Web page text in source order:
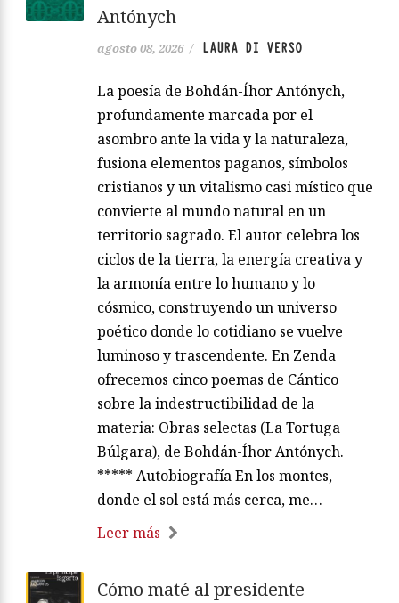
Antónych
agosto 08, 2026 / LAURA DI VERSO
La poesía de Bohdán-Íhor Antónych,
profundamente marcada por el
asombro ante la vida y la naturaleza,
fusiona elementos paganos, símbolos
cristianos y un vitalismo casi místico que
convierte al mundo natural en un
territorio sagrado. El autor celebra los
ciclos de la tierra, la energía creativa y
la armonía entre lo humano y lo
cósmico, construyendo un universo
poético donde lo cotidiano se vuelve
luminoso y trascendente. En Zenda
ofrecemos cinco poemas de Cántico
sobre la indestructibilidad de la
materia: Obras selectas (La Tortuga
Búlgara), de Bohdán-Íhor Antónych.
***** Autobiografía En los montes,
donde el sol está más cerca, me…
Leer más
Cómo maté al presidente